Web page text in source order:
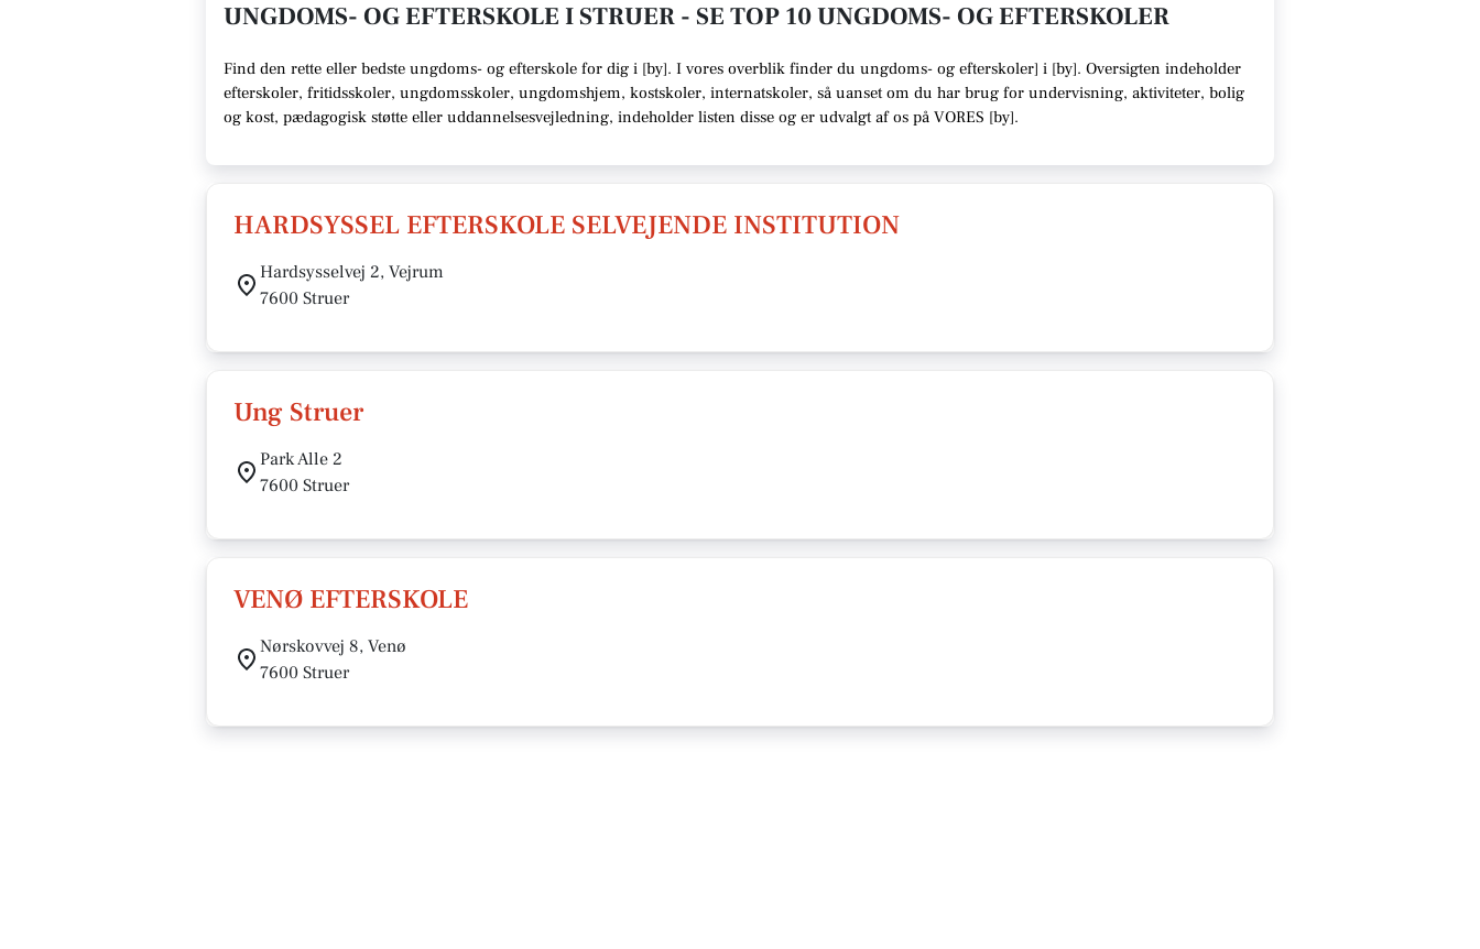
UNGDOMS- OG EFTERSKOLE I STRUER - SE TOP 10 UNGDOMS- OG EFTERSKOLER
Find den rette eller bedste ungdoms- og efterskole for dig i [by]. I vores overblik finder du ungdoms- og efterskoler] i [by]. Oversigten indeholder
efterskoler, fritidsskoler, ungdomsskoler, ungdomshjem, kostskoler, internatskoler, så uanset om du har brug for undervisning, aktiviteter, bolig
og kost, pædagogisk støtte eller uddannelsesvejledning, indeholder listen disse og er udvalgt af os på VORES [by].
HARDSYSSEL EFTERSKOLE SELVEJENDE INSTITUTION
Hardsysselvej 2, Vejrum
7600 Struer
Ung Struer
Park Alle 2
7600 Struer
VENØ EFTERSKOLE
Nørskovvej 8, Venø
7600 Struer